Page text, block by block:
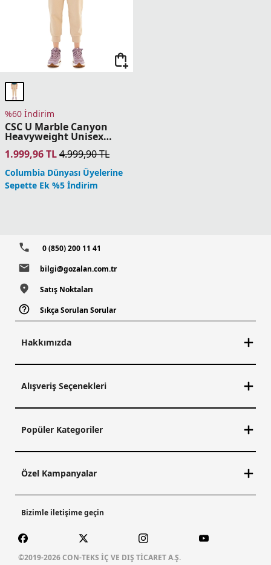
%60 İndirim
CSC U Marble Canyon
Heavyweight Unisex
Pantolon
1.999,96TL4.999,90TL
Columbia Dünyası Üyelerine
Sepette Ek %5 İndirim
0 (850) 200 11 41
bilgi@gozalan.com.tr
Satış Noktaları
Sıkça Sorulan Sorular
Hakkımızda
Alışveriş Seçenekleri
Popüler Kategoriler
Özel Kampanyalar
Bizimle iletişime geçin
©2019-2026 CON-TEKS İÇ VE DIŞ TİCARET A.Ş.